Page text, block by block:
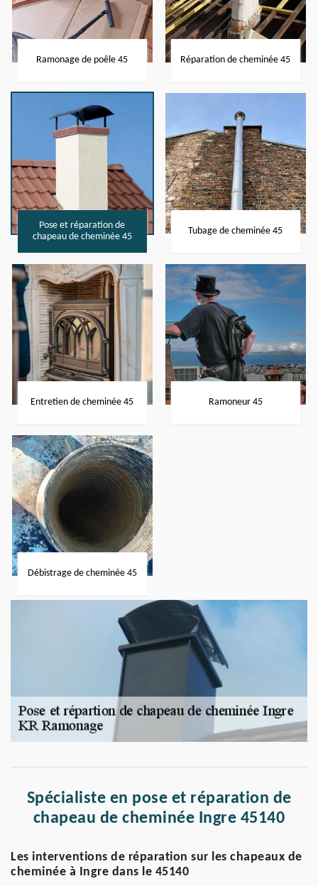
Ramonage de poêle 45 Réparation de cheminée 45
Pose et réparation de
chapeau de cheminée 45
Tubage de cheminée 45
Entretien de cheminée 45 Ramoneur 45
Débistrage de cheminée 45
Spécialiste en pose et réparation de
chapeau de cheminée Ingre 45140
Les interventions de réparation sur les chapeaux de
cheminée à Ingre dans le 45140